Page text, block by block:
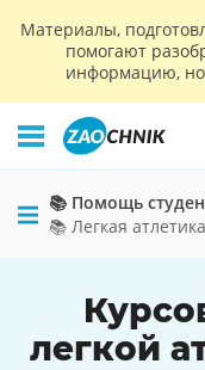
Материалы,
помогают
информацию,
📚 Помощь
📚 Легкая атлетика
легкой